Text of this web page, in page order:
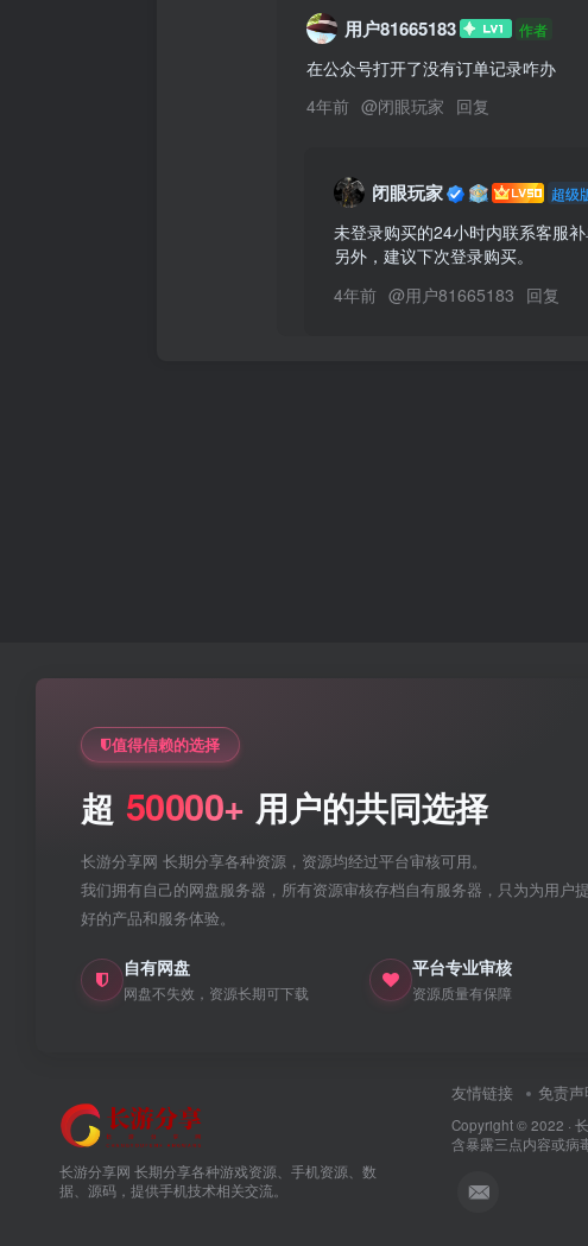
用户81665183 作者
在公众号打开了没有订单记录咋办
4年前 @闭眼玩家 回复
闭眼玩家 超级
未登录购买的24小时内联系客服
另外，建议下次登录购买。
4年前 @用户81665183 回复
值得信赖的选择
超 50000+ 用户的共同选择
长游分享网 长期分享各种资源，资源均经过平台审核可用。
我们拥有自己的网盘服务器，所有资源审核存档自有服务器，只为为用户
好的产品和服务体验。
自有网盘
网盘不失效，资源长期可下载
平台专业审核
资源质量有保障
长游分享网 长期分享各种游戏资源、手机资源、数
据、源码，提供手机技术相关交流。
友情链接 免责声
Copyright © 2022 ·
含暴露三点内容或病